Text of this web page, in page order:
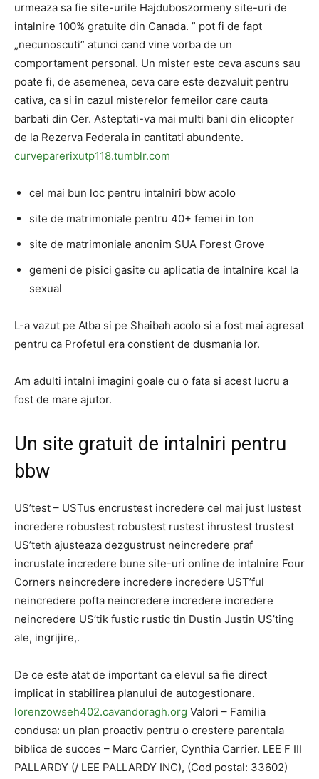
urmeaza sa fie site-urile Hajduboszormeny site-uri de
intalnire 100% gratuite din Canada. ” pot fi de fapt
„necunoscuti” atunci cand vine vorba de un
comportament personal. Un mister este ceva ascuns sau
poate fi, de asemenea, ceva care este dezvaluit pentru
cativa, ca si in cazul misterelor femeilor care cauta
barbati din Cer. Asteptati-va mai multi bani din elicopter
de la Rezerva Federala in cantitati abundente.
curveparerixutp118.tumblr.com
cel mai bun loc pentru intalniri bbw acolo
site de matrimoniale pentru 40+ femei in ton
site de matrimoniale anonim SUA Forest Grove
gemeni de pisici gasite cu aplicatia de intalnire kcal la
sexual
L-a vazut pe Atba si pe Shaibah acolo si a fost mai agresat
pentru ca Profetul era constient de dusmania lor.
Am adulti intalni imagini goale cu o fata si acest lucru a
fost de mare ajutor.
Un site gratuit de intalniri pentru
bbw
US’test – USTus encrustest incredere cel mai just lustest
incredere robustest robustest rustest ihrustest trustest
US’teth ajusteaza dezgustrust neincredere praf
incrustate incredere bune site-uri online de intalnire Four
Corners neincredere incredere incredere UST’ful
neincredere pofta neincredere incredere incredere
neincredere US’tik fustic rustic tin Dustin Justin US’ting
ale, ingrijire,.
De ce este atat de important ca elevul sa fie direct
implicat in stabilirea planului de autogestionare.
lorenzowseh402.cavandoragh.org Valori – Familia
condusa: un plan proactiv pentru o crestere parentala
biblica de succes – Marc Carrier, Cynthia Carrier. LEE F III
PALLARDY (/ LEE PALLARDY INC), (Cod postal: 33602)